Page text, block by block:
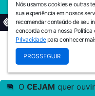
© 2026
Nós usamos cookies e outras
sua experiência em nossos
recomendar conteúdo de seu
concorda com a nossa Política
Privacidadepara conhecer
PROSSEGUIR
O CEJAM quer